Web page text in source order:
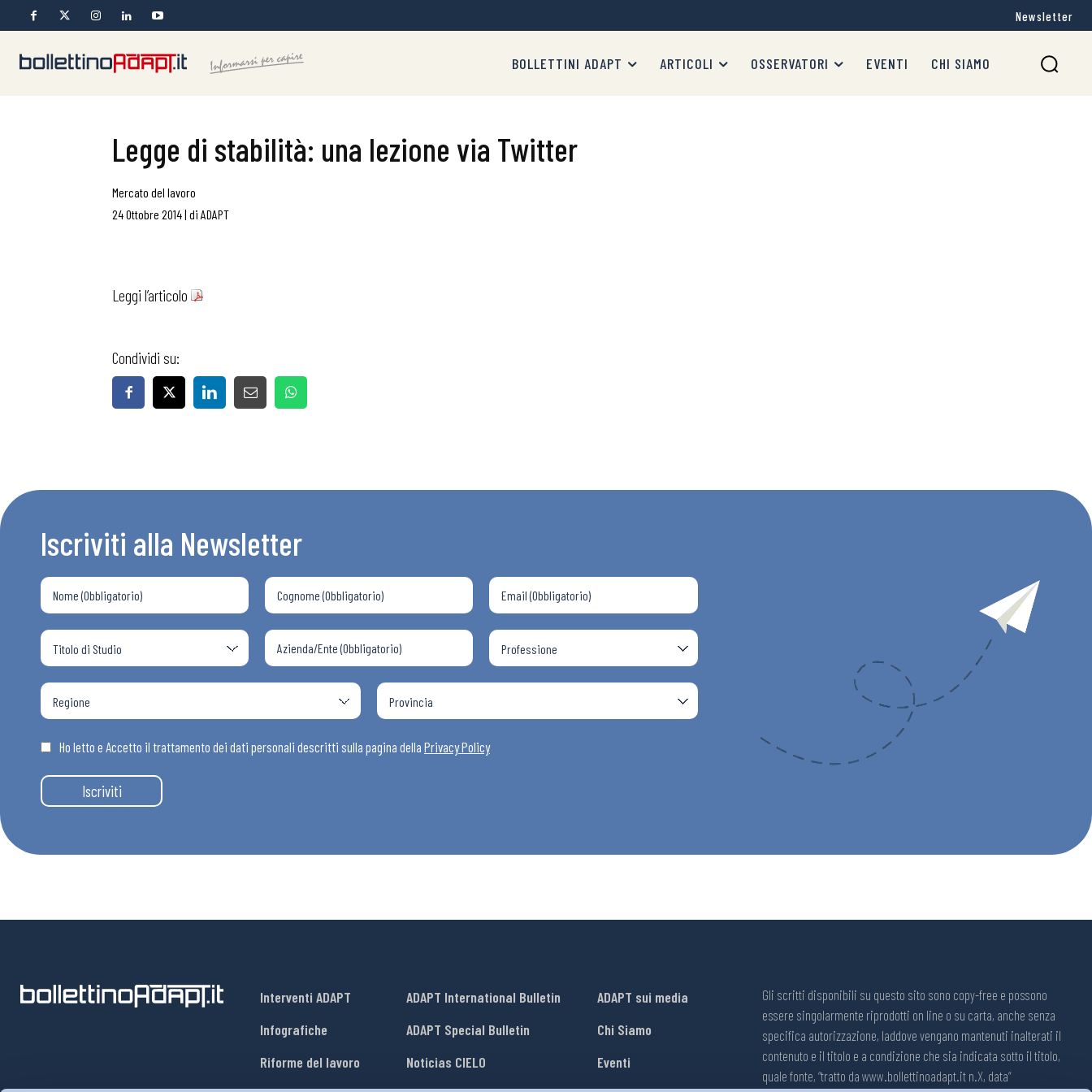
Bollettini ADAPT
Articoli
Osservatori
Newsletter
BOLLETTINI ADAPT ARTICOLI OSSERVATORI EVENTI CHI SIAMO
Legge di stabilità: una lezione via Twitter
Mercato del lavoro
24 Ottobre 2014| di ADAPT
Leggi l’articolo
Condividi su:
Iscriviti alla Newsletter
Ho letto e Accetto il trattamento dei dati personali descritti sulla pagina della Privacy Policy
Iscriviti
Interventi ADAPT
Infografiche
Riforme del lavoro
ADAPT International Bulletin
ADAPT Special Bulletin
Noticias CIELO
ADAPT sui media
Chi Siamo
Eventi
Gli scritti disponibili su questo sito sono copy-free e possono
essere singolarmente riprodotti on line o su carta, anche senza
specifica autorizzazione, laddove vengano mantenuti inalterati il
contenuto e il titolo e a condizione che sia indicata sotto il titolo,
quale fonte, “tratto da www.bollettinoadapt.it n.X, data“